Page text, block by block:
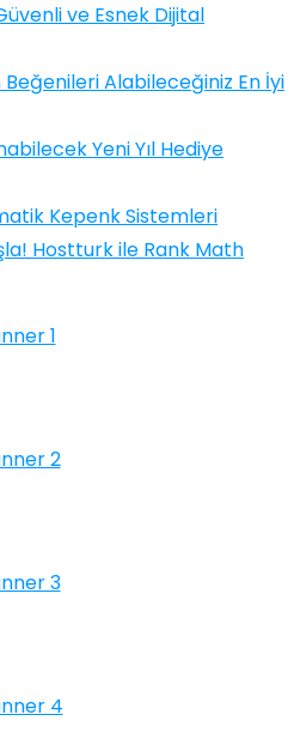
ve Esnek Dijital
Alabileceğiniz En İyi
Yeni Yıl Hediye
Kepenk Sistemleri
Hostturk ile Rank Math